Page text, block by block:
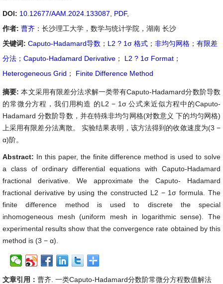
DOI: 10.12677/AAM.2024.133087 PDF,
作者: 曹齐 ：长沙理工大学，数学与统计学院，湖南 长沙
关键词: Caputo-Hadamard导数 ； L2 ? 1σ 格式 ； 非均匀网格 ； 有限差
分法 ； Caputo-Hadamard Derivative ； L2 ? 1σ Format ；
Heterogeneous Grid ； Finite Difference Method
摘要:本文采用有限差分法求解一类带有Caputo-Hadamard分数阶导数
的常微分方程，我们用构造 的L2 − 1σ 公式来近似方程中的Caputo-
Hadamard 分数阶导数，并在特殊非均匀网格(对数意义 下的均匀网格)
上采用有限差分法离散。 实验结果表明，该方法得到的收敛速度为(3 −
α)阶。
Abstract: In this paper, the finite difference method is used to solve
a class of ordinary differential equations with Caputo-Hadamard
fractional derivative. We approximate the Caputo- Hadamard
fractional derivative by using the constructed L2 − 1σ formula. The
finite difference method is used to discrete the special
inhomogeneous mesh (uniform mesh in logarithmic sense). The
experimental results show that the convergence rate obtained by this
method is (3 − α).
文章引用： 曹齐. 一类Caputo-Hadamard分数阶常微分方程数值解法